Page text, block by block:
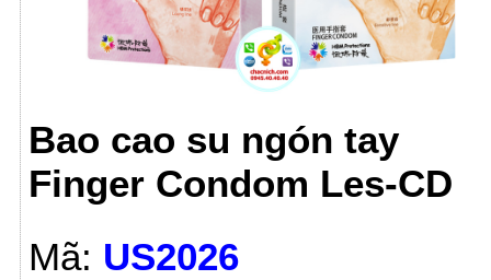
Bao cao su ngón tay
Finger Condom Les-CD
Mã: US2026